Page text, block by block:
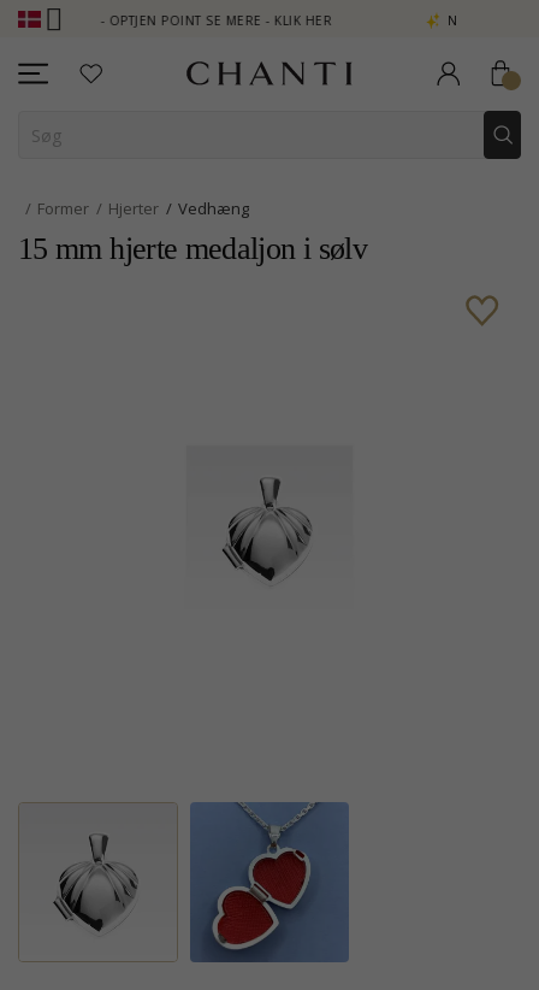
- OPTJEN POINT SE MERE - KLIK HER NEW COLLECTION | AURA
Former Hjerter Vedhæng
15 mm hjerte medaljon i sølv